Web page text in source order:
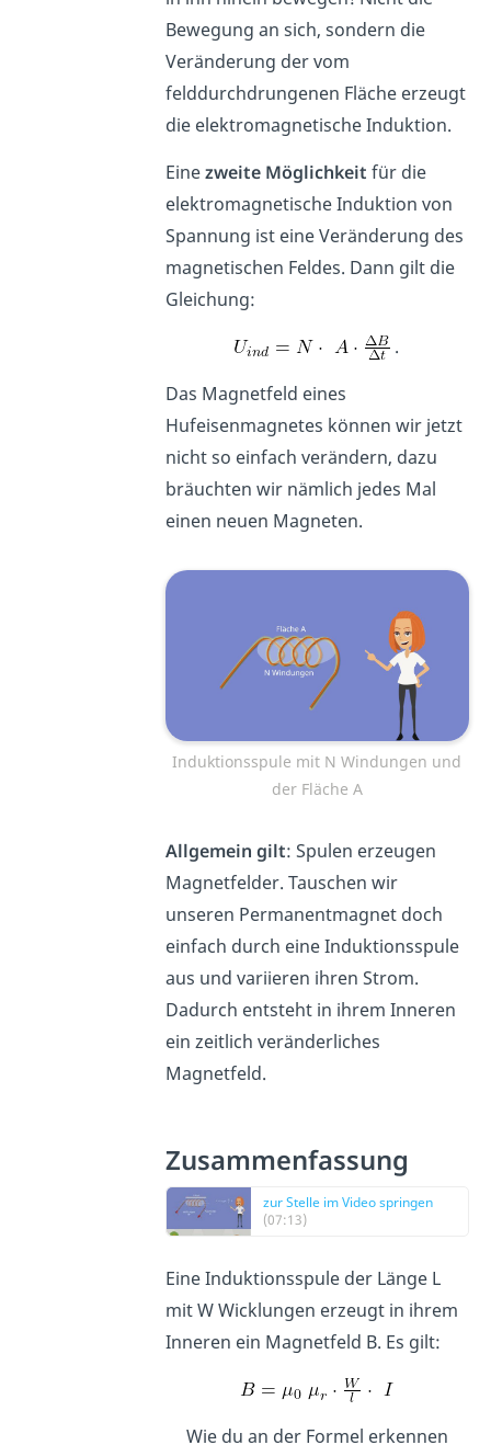
Bewegung an sich, sondern die
Veränderung der vom
felddurchdrungenen Fläche erzeugt
die elektromagnetische Induktion.
Einezweite Möglichkeit für die
elektromagnetische Induktion von
Spannung ist eine Veränderung des
magnetischen Feldes. Dann gilt die
Gleichung:
.
Das Magnetfeld eines
Hufeisenmagnetes können wir jetzt
nicht so einfach verändern, dazu
bräuchten wir nämlich jedes Mal
einen neuen Magneten.
Induktionsspule mit N Windungen und
der Fläche A
Allgemein gilt: Spulen erzeugen
Magnetfelder. Tauschen wir
unseren Permanentmagnet doch
einfach durch eine Induktionsspule
aus und variieren ihren Strom.
Dadurch entsteht in ihrem Inneren
ein zeitlich veränderliches
Magnetfeld.
Zusammenfassung
zur Stelle im Video springen
(07:13)
Eine Induktionsspule der Länge L
mit W Wicklungen erzeugt in ihrem
Inneren ein Magnetfeld B. Es gilt:
Wie du an der Formel erkennen